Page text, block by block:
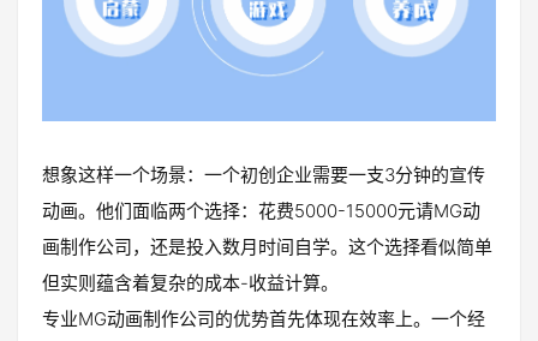
想象这样一个场景：一个初创企业需要一支3分钟的宣传
动画。他们面临两个选择：花费5000-15000元请MG动
画制作公司，还是投入数月时间自学。这个选择看似简单
但实则蕴含着复杂的成本-收益计算。
专业MG动画制作公司的优势首先体现在效率上。一个经